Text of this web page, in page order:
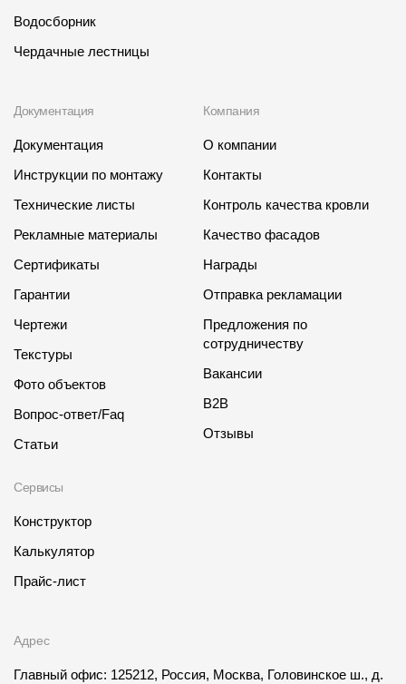
Водосборник
Чердачные лестницы
Документация
Документация
Инструкции по монтажу
Технические листы
Рекламные материалы
Сертификаты
Гарантии
Чертежи
Текстуры
Фото объектов
Вопрос-ответ/Faq
Статьи
Сервисы
Конструктор
Калькулятор
Прайс-лист
Компания
О компании
Контакты
Контроль качества кровли
Качество фасадов
Награды
Отправка рекламации
Предложения по
сотрудничеству
Вакансии
B2B
Отзывы
Адрес
Главный офис: 125212, Россия, Москва, Головинское ш., д.